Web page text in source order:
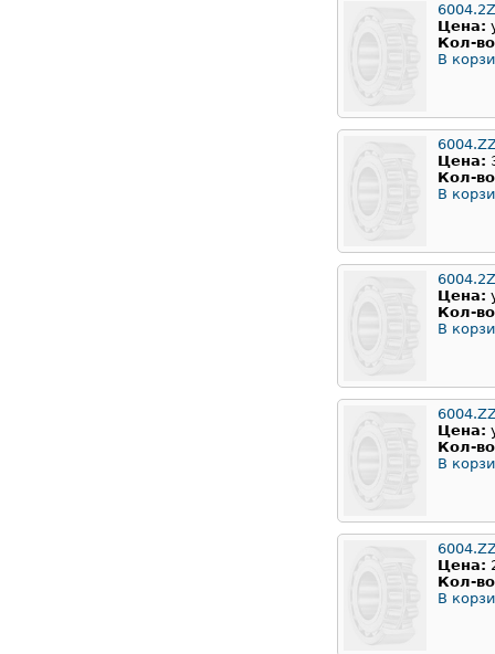
6004.2Z
Цена:
Кол-
В
Цена:
Кол-
В
Цена:
Кол-
В
Цена:
Кол-
В
Цена:
Кол-
В